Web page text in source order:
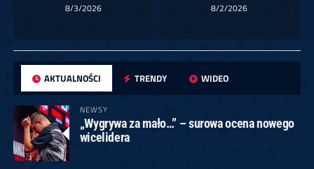
8/3/2026 8/2/2026
AKTUALNOŚCI TRENDY WIDEO
NEWSY
„Wygrywa za mało…” – surowa ocena nowego
wicelidera